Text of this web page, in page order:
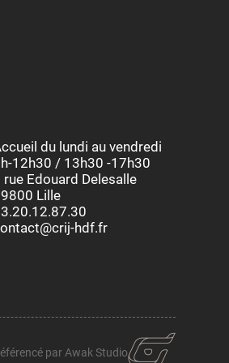
du lundi au vendredi
12h30 / 13h30 -17h30
rue Edouard Delesalle
Lille
hdf.fr
par Awak Studio